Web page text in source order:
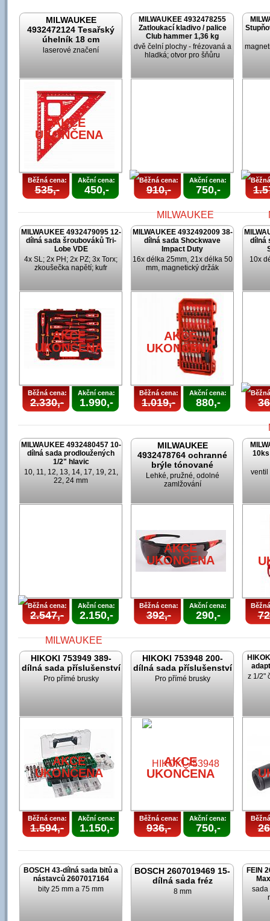
MILWAUKEE
4932472124 Tesařský
úhelník 18 cm
laserové značení
AKCE
UKONČENA
Běžná cena:
535,-
Akční cena:
450,-
MILWAUKEE 4932478255
Zatloukací kladivo / palice
Club hammer 1,36 kg
dvě čelní plochy - frézovaná a
hladká; otvor pro šňůru
AKCE
UKONČENA
Běžná cena:
910,-
Akční cena:
750,-
MILWAUKEE 4932479095 12-
dílná sada šroubováků Tri-
Lobe VDE
4x SL; 2x PH; 2x PZ; 3x Torx;
zkoušečka napětí; kufr
AKCE
UKONČENA
Běžná cena:
2.330,-
Akční cena:
1.990,-
MILWAUKEE 4932492009 38-
dílná sada Shockwave
Impact Duty
16x délka 25mm, 21x délka 50
mm, magnetický držák
AKCE
UKONČENA
Běžná cena:
1.019,-
Akční cena:
880,-
dílná
10x
MILWAUKEE 4932480457 10-
dílná sada prodloužených
1/2" hlavic
10, 11, 12, 13, 14, 17, 19, 21,
22, 24 mm
AKCE
UKONČENA
Běžná cena:
2.547,-
Akční cena:
2.150,-
MILWAUKEE
4932478764 ochranné
brýle tónované
Lehké, pružné, odolné
zamlžování
AKCE
UKONČENA
Běžná cena:
392,-
Akční cena:
290,-
ventil
HIKOKI 753949 389-
dílná sada příslušenství
Pro přímé brusky
AKCE
UKONČENA
Běžná cena:
1.594,-
Akční cena:
1.150,-
HIKOKI 753948 200-
dílná sada příslušenství
Pro přímé brusky
AKCE
UKONČENA
Běžná cena:
936,-
Akční cena:
750,-
z 1/2"
BOSCH 43-dílná sada bitů a
nástavců 2607017164
bity 25 mm a 75 mm
BOSCH 2607019469 15-
dílná sada fréz
8 mm
FEIN
sada